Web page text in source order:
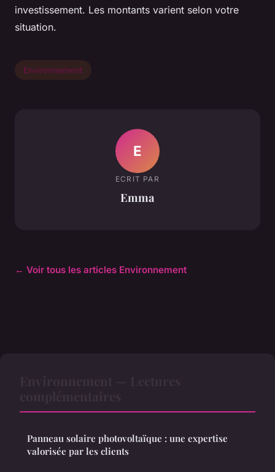
investissement. Les montants varient selon votre
situation.
Environnement
E
ECRIT PAR
Emma
← Voir tous les articles Environnement
Panneau solaire photovoltaïque : une expertise
valorisée par les clients